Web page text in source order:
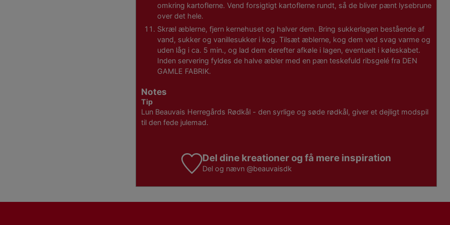
omkring kartoflerne. Vend forsigtigt kartoflerne rundt, så de bliver pænt lysebrune
over det hele.
Skræl æblerne, fjern kernehuset og halver dem. Bring sukkerlagen bestående af
vand, sukker og vanillesukker i kog. Tilsæt æblerne, kog dem ved svag varme og
uden låg i ca. 5 min., og lad dem derefter afkøle i lagen, eventuelt i køleskabet.
Inden servering fyldes de halve æbler med en pæn teskefuld ribsgelé fra DEN
GAMLE FABRIK.
Notes
Tip
Lun Beauvais Herregårds Rødkål - den syrlige og søde rødkål, giver et dejligt modspil
til den fede julemad.
Del dine kreationer og få mere inspiration
Del og nævn @beauvaisdk